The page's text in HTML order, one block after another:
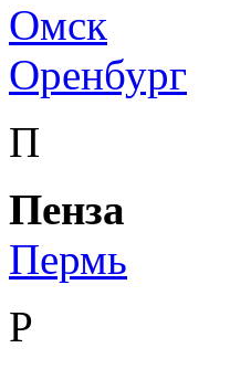
Омск
Оренбург
П
Пенза
Пермь
Р